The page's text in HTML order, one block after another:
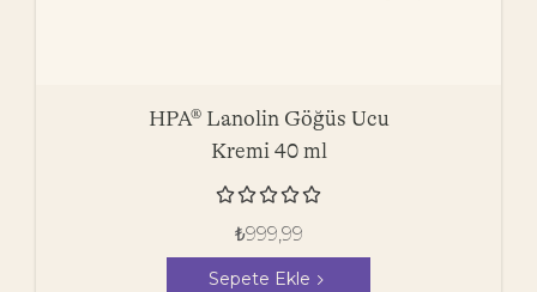
HPA® Lanolin Göğüs Ucu
Kremi 40 ml

₺999,99
Sepete Ekle